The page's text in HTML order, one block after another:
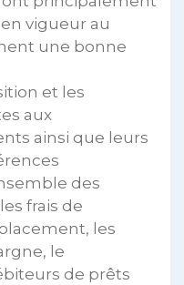
vigueur au
une bonne
et les
aux
ainsi que leurs
des
frais de
les
le
de prêts